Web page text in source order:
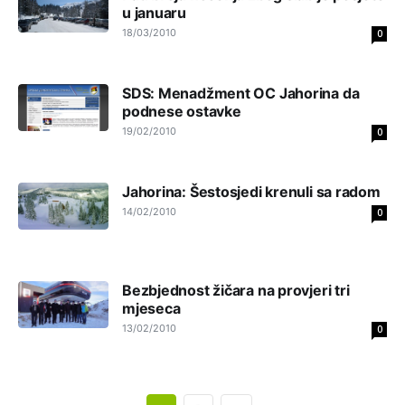
u januaru
18/03/2010 0
SDS: Menadžment OC Jahorina da
podnese ostavke
19/02/2010 0
Jahorina: Šestosjedi krenuli sa radom
14/02/2010 0
Bezbjednost žičara na provjeri tri
mjeseca
13/02/2010 0
Akò se prevede...manji umro nego sto se rodio.
Kuniocu ide q u guz...
Анонимно2808843 8/6/2026
Анонимно2810587 јуче 11:11
Evo dasak vijetra s Romanije,neko iz publike povika,ma
Анонимно2810587 јуче 11:13